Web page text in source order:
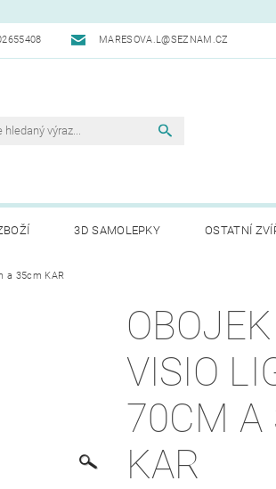
MARESOVA.L@SEZNAM.CZ
3D SAMOLEPKY OSTATNÍ
NAPIŠTE NÁM
a 35cm KAR
VISIO
70CM A 35CM
KAR